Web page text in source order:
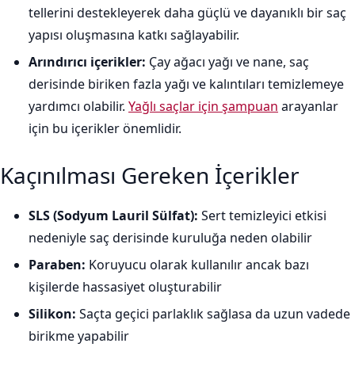
tellerini destekleyerek daha güçlü ve dayanıklı bir saç
yapısı oluşmasına katkı sağlayabilir.
Arındırıcı içerikler: Çay ağacı yağı ve nane, saç
derisinde biriken fazla yağı ve kalıntıları temizlemeye
yardımcı olabilir. Yağlı saçlar için şampuan arayanlar
için bu içerikler önemlidir.
Kaçınılması Gereken İçerikler
SLS (Sodyum Lauril Sülfat): Sert temizleyici etkisi
nedeniyle saç derisinde kuruluğa neden olabilir
Paraben: Koruyucu olarak kullanılır ancak bazı
kişilerde hassasiyet oluşturabilir
Silikon: Saçta geçici parlaklık sağlasa da uzun vadede
birikme yapabilir